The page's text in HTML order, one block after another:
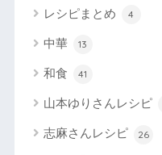
レシピまとめ 4
中華 13
和食 41
山本ゆりさんレシピ
志麻さんレシピ 26